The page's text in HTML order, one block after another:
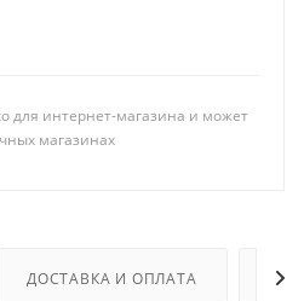
для интернет-магазина и может
магазинах
ДОСТАВКА И ОПЛАТА